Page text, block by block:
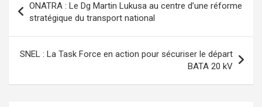
de
l’article
ONATRA : Le Dg Martin Lukusa au centre d’une réforme
stratégique du transport national
SNEL : La Task Force en action pour sécuriser le départ
BATA 20 kV